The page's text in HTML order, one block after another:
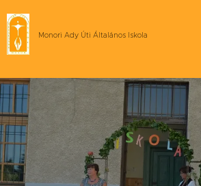
Monori Ady Úti Általános Iskola